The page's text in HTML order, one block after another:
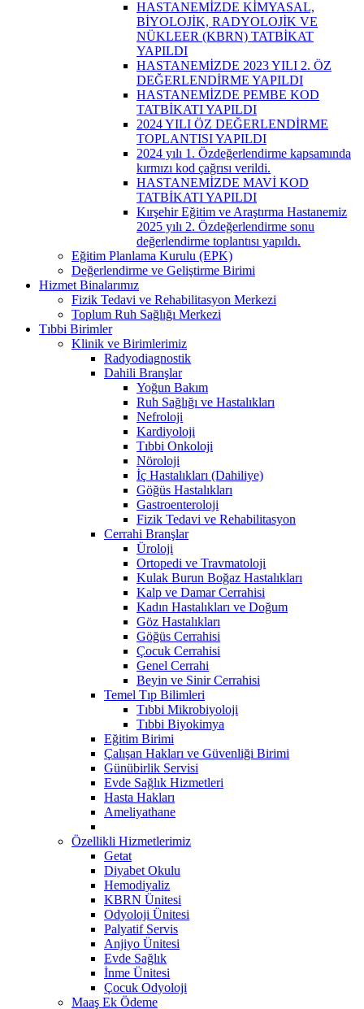
HASTANEMİZDE KİMYASAL,
BİYOLOJİK, RADYOLOJİK VE
NÜKLEER (KBRN) TATBİKAT
YAPILDI
HASTANEMİZDE 2023 YILI 2. ÖZ
DEĞERLENDİRME YAPILDI
HASTANEMİZDE PEMBE KOD
TATBİKATI YAPILDI
2024 YILI ÖZ DEĞERLENDİRME
TOPLANTISI YAPILDI
2024 yılı 1. Özdeğerlendirme kapsamında
kırmızı kod çağrısı verildi.
HASTANEMİZDE MAVİ KOD
TATBİKATI YAPILDI
Kırşehir Eğitim ve Araştırma Hastanemiz
2025 yılı 2. Özdeğerlendirme sonu
değerlendirme toplantısı yapıldı.
Eğitim Planlama Kurulu (EPK)
Değerlendirme ve Geliştirme Birimi
Hizmet Binalarımız
Fizik Tedavi ve Rehabilitasyon Merkezi
Toplum Ruh Sağlığı Merkezi
Tıbbi Birimler
Klinik ve Birimlerimiz
Radyodiagnostik
Dahili Branşlar
Yoğun Bakım
Ruh Sağlığı ve Hastalıkları
Nefroloji
Kardiyoloji
Tıbbi Onkoloji
Nöroloji
İç Hastalıkları (Dahiliye)
Göğüs Hastalıkları
Gastroenteroloji
Fizik Tedavi ve Rehabilitasyon
Cerrahi Branşlar
Üroloji
Ortopedi ve Travmatoloji
Kulak Burun Boğaz Hastalıkları
Kalp ve Damar Cerrahisi
Kadın Hastalıkları ve Doğum
Göz Hastalıkları
Göğüs Cerrahisi
Çocuk Cerrahisi
Genel Cerrahi
Beyin ve Sinir Cerrahisi
Temel Tıp Bilimleri
Tıbbi Mikrobiyoloji
Tıbbi Biyokimya
Eğitim Birimi
Çalışan Hakları ve Güvenliği Birimi
Günübirlik Servisi
Evde Sağlık Hizmetleri
Hasta Hakları
Ameliyathane
Özellikli Hizmetlerimiz
Getat
Diyabet Okulu
Hemodiyaliz
KBRN Ünitesi
Odyoloji Ünitesi
Palyatif Servis
Anjiyo Ünitesi
Evde Sağlık
İnme Ünitesi
Çocuk Odyoloji
Maaş Ek Ödeme